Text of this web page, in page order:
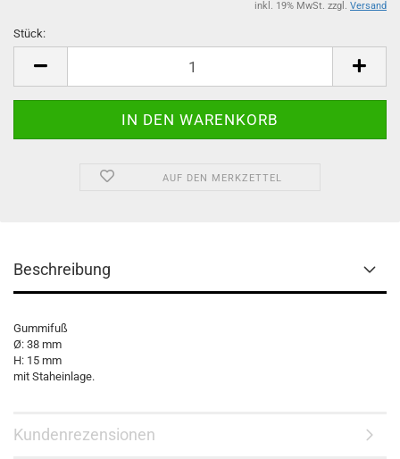
inkl. 19% MwSt. zzgl. Versand
Stück:
AUF DEN MERKZETTEL
Beschreibung
Gummifuß
Ø: 38 mm
H: 15 mm
mit Staheinlage.
Kundenrezensionen